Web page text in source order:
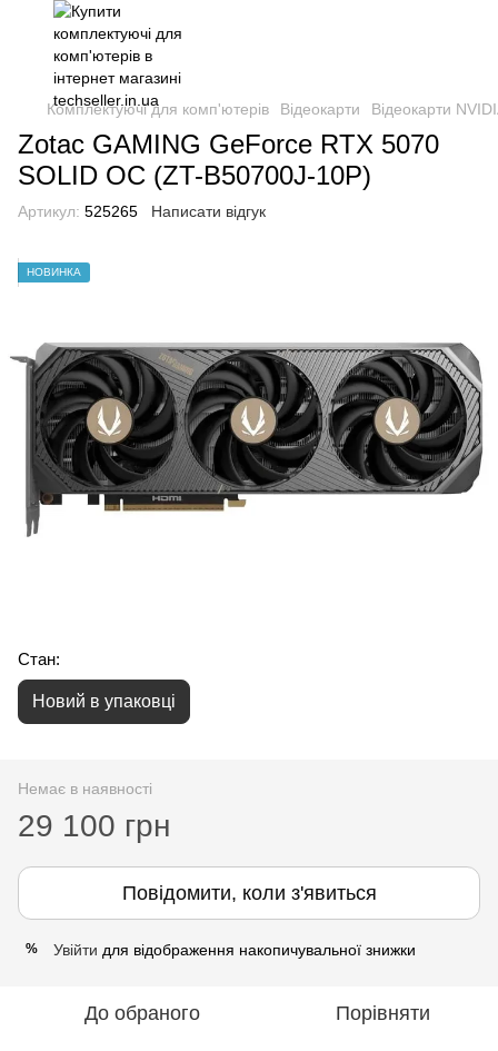
Комплектуючі для комп'ютерів Відеокарти Відеокарти
Zotac GAMING GeForce RTX 5070
SOLID OC (ZT-B50700J-10P)
Артикул: 525265 Написати відгук
НОВИНКА
Стан:
Новий в упаковці
Немає в наявності
29 100 грн
Повідомити, коли з'явиться
% Увійти для відображення накопичувальної знижки
До обраного Порівняти